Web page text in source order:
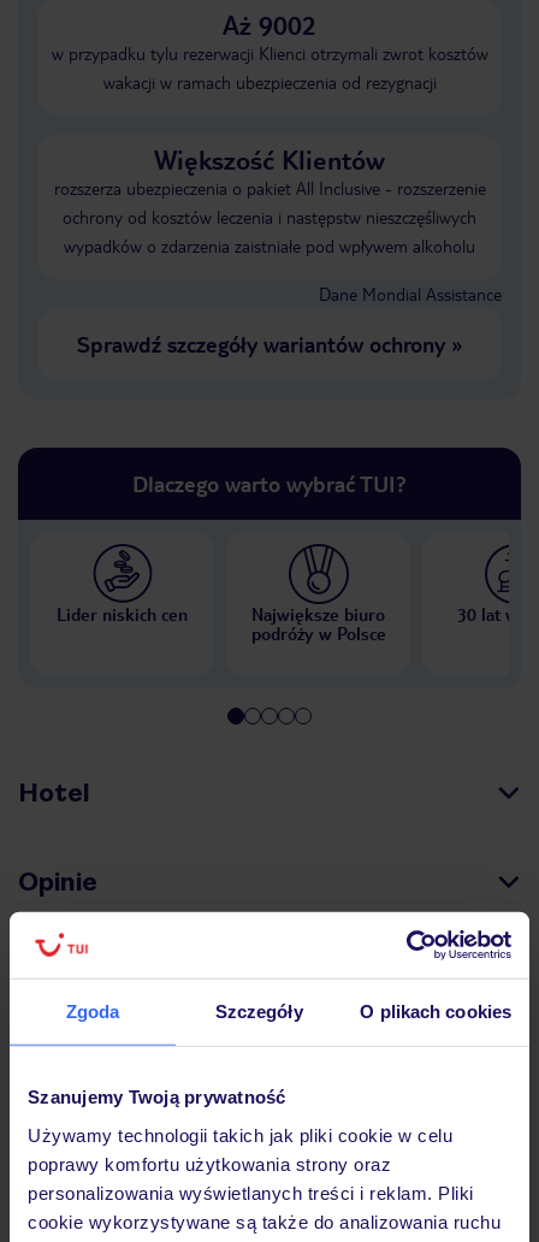
Zgoda Szczegóły O plikach cookies
Szanujemy Twoją prywatność
Używamy technologii takich jak pliki cookie w celu
poprawy komfortu użytkowania strony oraz
personalizowania wyświetlanych treści i reklam. Pliki
cookie wykorzystywane są także do analizowania ruchu
Aż 9002
w przypadku tylu rezerwacji Klienci otrzymali zwrot kosztów
wakacji w ramach ubezpieczenia od rezygnacji
Większość Klientów
rozszerza ubezpieczenia o pakiet All Inclusive - rozszerzenie
ochrony od kosztów leczenia i następstw nieszczęśliwych
wypadków o zdarzenia zaistniałe pod wpływem alkoholu
Dane Mondial Assistance
Sprawdź szczegóły wariantów ochrony»
Dlaczego warto wybrać TUI?
Lider niskich cen
Największe biuro
podróży w Polsce
30 lat w
Hotel
Opinie
Pokoje
Atrakcje